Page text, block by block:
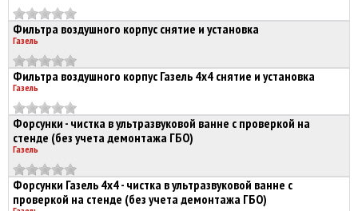
Фильтра воздушного корпус снятие и установка
Газель
Фильтра воздушного корпус Газель 4х4 снятие и установка
Газель
Форсунки - чистка в ультразвуковой ванне с проверкой на
стенде (без учета демонтажа ГБО)
Газель
Форсунки Газель 4х4 - чистка в ультразвуковой ванне с
проверкой на стенде (без учета демонтажа ГБО)